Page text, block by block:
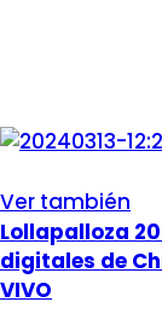
Ver también
Lollapalloza
digitales de
VIVO